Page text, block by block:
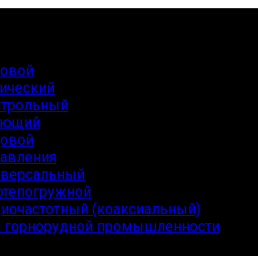
(коаксиальный)
горнорудной промышленности